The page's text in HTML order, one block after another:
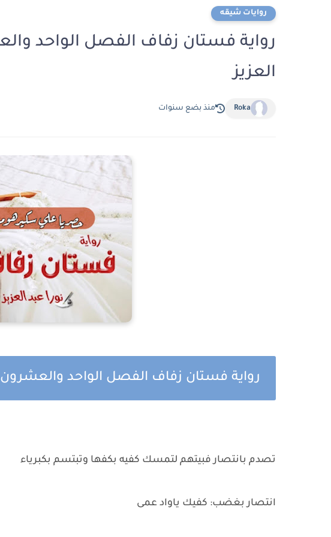
روايات شيقه
العزيز
Roka منذ بضع سنوات
رواية فستان زفاف الفصل الواحد والعشرون
تصدم بانتصار فبيتهم لتمسك كفيه بكفها وتبتسم بكبرياء
انتصار بغضب: كفيك ياواد عمى